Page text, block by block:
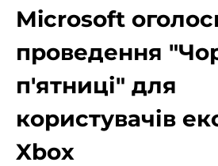
Microsoft
проведення
п'ятниці" для
користувачів
Xbox